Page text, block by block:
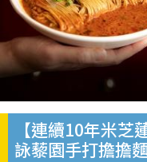
【連續10年米芝
詠藜園手打擔擔